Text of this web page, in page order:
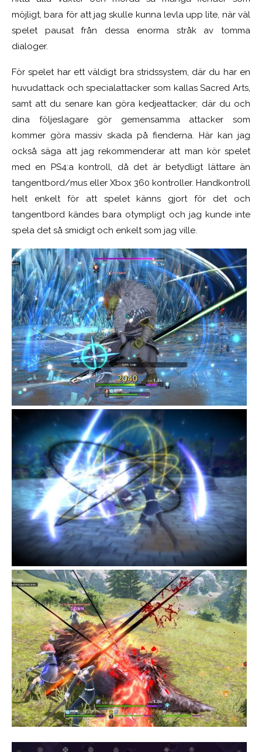
möjligt, bara för att jag skulle kunna levla upp lite, när väl
spelet pausat från dessa enorma stråk av tomma
dialoger.
För spelet har ett väldigt bra stridssystem, där du har en
huvudattack och specialattacker som kallas Sacred Arts,
samt att du senare kan göra kedjeattacker; där du och
dina följeslagare gör gemensamma attacker som
kommer göra massiv skada på fienderna. Här kan jag
också säga att jag rekommenderar att man kör spelet
med en PS4:a kontroll, då det är betydligt lättare än
tangentbord/mus eller Xbox 360 kontroller. Handkontroll
helt enkelt för att spelet känns gjort för det och
tangentbord kändes bara otympligt och jag kunde inte
spela det så smidigt och enkelt som jag ville.